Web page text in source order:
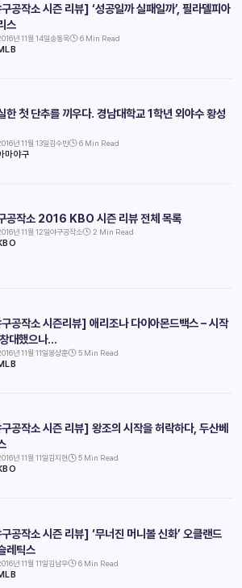
공작소 시즌 리뷰] ‘성공일까 실패일까’, 필라델피아
스
년 11월 14일송동욱 6 Min Read
한 첫 단추를 끼우다. 경남대학교 1학년 외야수 황성
년 11월 13일김수빈 6 Min Read
마야구
공작소 2016 KBO 시즌 리뷰 전체 목록
년 11월 12일야구공작소 2 Min Read
공작소 시즌리뷰] 애리조나 다이아몬드백스 – 시작
대했으나…
년 11월 11일봉상훈 5 Min Read
공작소 시즌 리뷰] 왕조의 시작을 허락하다, 두산베
년 11월 11일김지현 5 Min Read
공작소 시즌 리뷰] ‘무너진 머니볼 신화’ 오클랜드
레틱스
년 11월 11일김남우 6 Min Read